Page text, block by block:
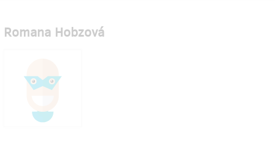
Romana Hobzová